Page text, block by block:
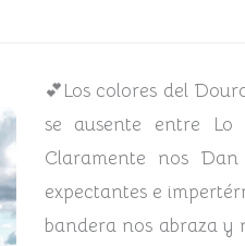
💕Los colores del
se ausente entre
Claramente nos
expectantes e
bandera nos abraza y